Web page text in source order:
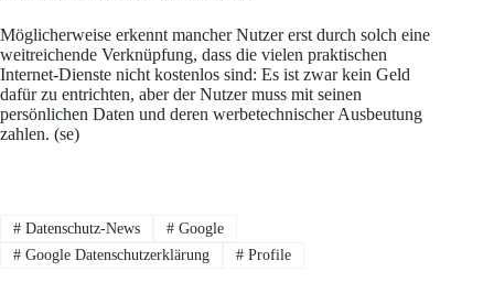
Möglicherweise erkennt mancher Nutzer erst durch solch eine
weitreichende Verknüpfung, dass die vielen praktischen
Internet-Dienste nicht kostenlos sind: Es ist zwar kein Geld
dafür zu entrichten, aber der Nutzer muss mit seinen
persönlichen Daten und deren werbetechnischer Ausbeutung
zahlen. (se)
#Datenschutz-News #Google
#Google Datenschutzerklärung #Profile